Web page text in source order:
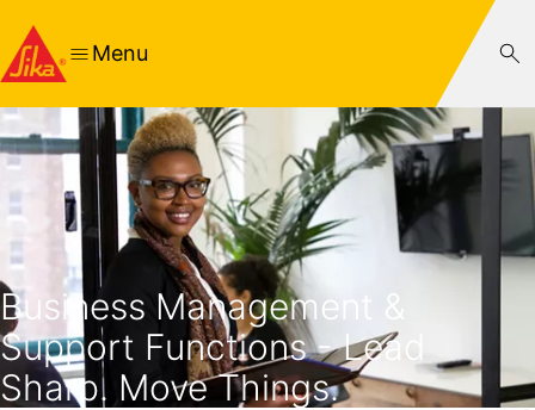
Menu
Business Management &
Support Functions - Lead
Sharp. Move Things.